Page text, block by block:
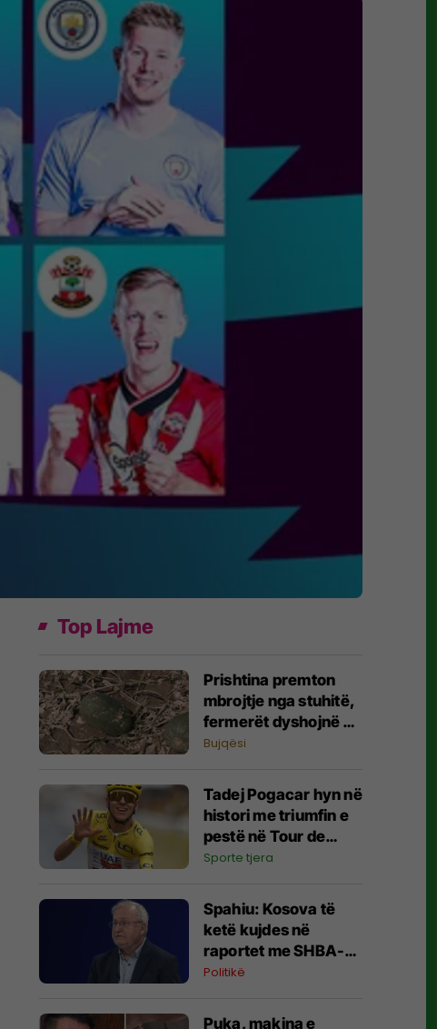
Top Lajme
Prishtina premton
mbrojtje nga stuhitë,
fermerët dyshojnë në
mbrojtjen nga
Bujqësi
Tadej Pogacar hyn në
histori me triumfin e
pestë në Tour de
France
Sporte tjera
Spahiu: Kosova të
ketë kujdes në
raportet me SHBA-
në, janë bërë gabime
besimin
Politikë
Puka, makina e